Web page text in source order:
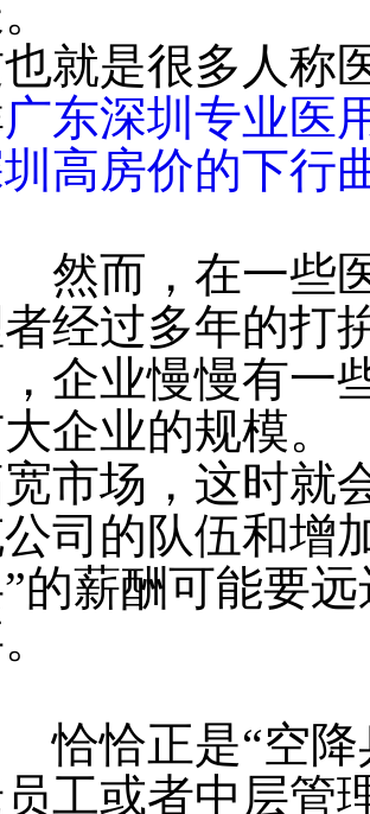
就是很多人称
广东深圳专业医
高房价的下行
而，在一些医
经过多年的打
企业慢慢有一
企业的规模。
市场，这时就
司的队伍和增
的薪酬可能要
恰正是“空降
工或者中层管